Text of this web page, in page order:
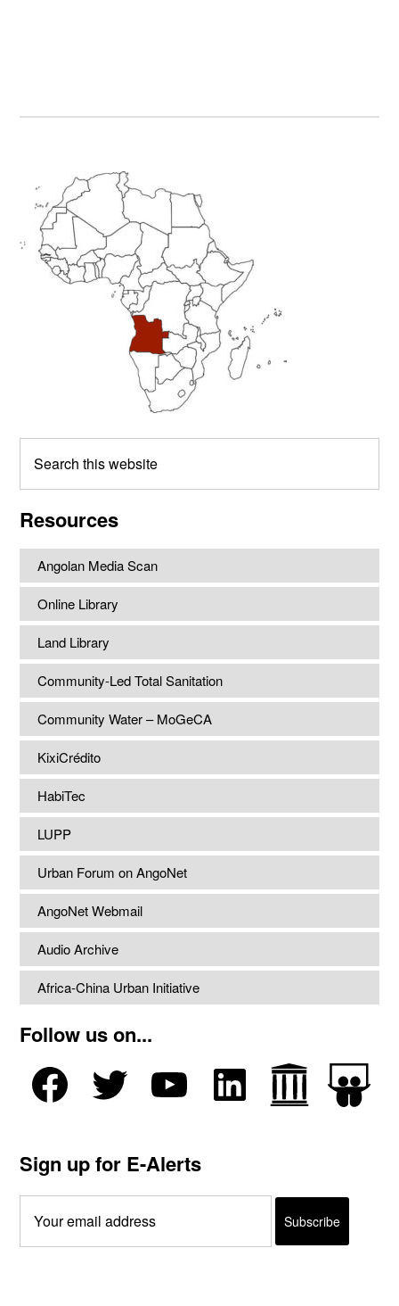
Primary
Sidebar
this
Resources
Angolan Media Scan
Online Library
Land Library
Community-Led Total Sanitation
Community Water – MoGeCA
KixiCrédito
HabiTec
LUPP
Urban Forum on AngoNet
AngoNet Webmail
Audio Archive
Africa-China Urban Initiative
Follow us on...
Sign up for E-Alerts